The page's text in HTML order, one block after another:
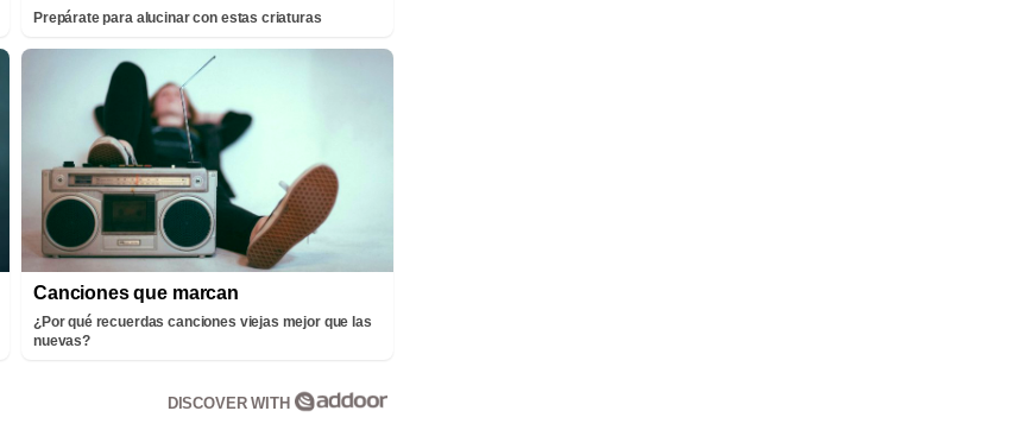
Prepárate para alucinar con estas criaturas
Canciones que marcan
¿Por qué recuerdas canciones viejas mejor que las
nuevas?
DISCOVER WITH